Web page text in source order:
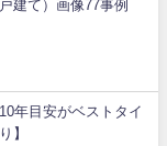
建て）画像77事例
年目安がベストタイ
】